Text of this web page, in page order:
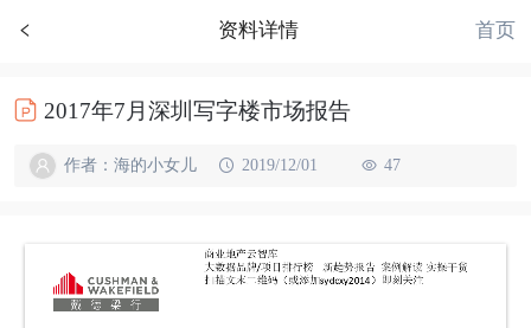
资料详情 首页
2017年7月深圳写字楼市场报告
作者：海的小女儿 2019/12/01 47